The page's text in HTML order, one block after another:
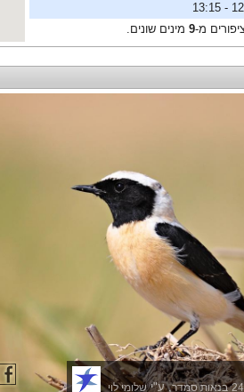
מ-9 מינים שונים.
בנאות סמדר, ע"ישלומי לוי